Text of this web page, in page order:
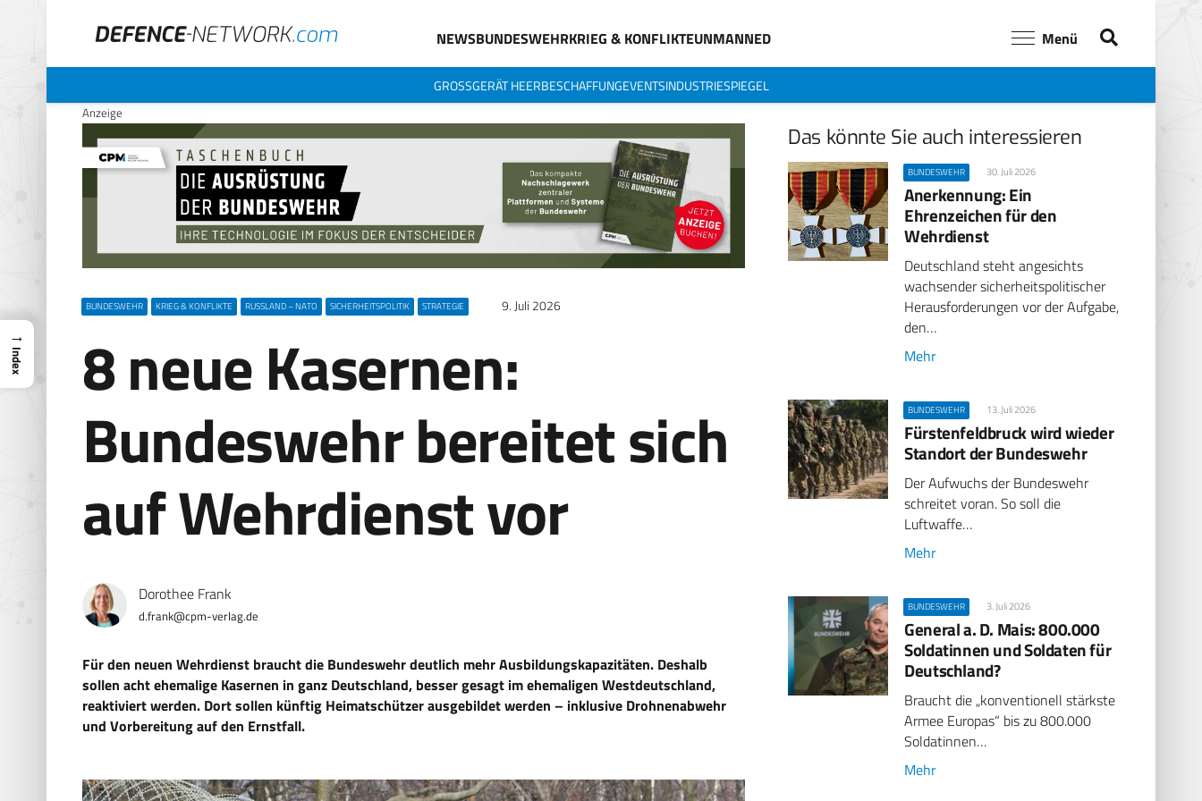
NEWSBUNDESWEHRKRIEG & KONFLIKTEUNMANNED Menü
GROSSGERÄT HEERBESCHAFFUNGEVENTSINDUSTRIESPIEGEL
Anzeige
BUNDESWEHR KRIEG & KONFLIKTE RUSSLAND – NATO SICHERHEITSPOLITIK STRATEGIE 9. Juli 2026
8 neue Kasernen:
Bundeswehr bereitet sich
auf Wehrdienst vor
Dorothee Frank
d.frank@cpm-verlag.de
Für den neuen Wehrdienst braucht die Bundeswehr deutlich mehr Ausbildungskapazitäten. Deshalb
sollen acht ehemalige Kasernen in ganz Deutschland, besser gesagt im ehemaligen Westdeutschland,
reaktiviert werden. Dort sollen künftig Heimatschützer ausgebildet werden – inklusive Drohnenabwehr
und Vorbereitung auf den Ernstfall.
Das könnte Sie auch interessieren
BUNDESWEHR 30. Juli 2026
Anerkennung: Ein
Ehrenzeichen für den
Wehrdienst
Deutschland steht angesichts
wachsender sicherheitspolitischer
Herausforderungen vor der Aufgabe,
den…
Mehr
BUNDESWEHR 13. Juli 2026
Fürstenfeldbruck wird wieder
Standort der Bundeswehr
Der Aufwuchs der Bundeswehr
schreitet voran. So soll die
Luftwaffe…
Mehr
BUNDESWEHR 3. Juli 2026
General a. D. Mais: 800.000
Soldatinnen und Soldaten für
Deutschland?
Braucht die „konventionell stärkste
Armee Europas“ bis zu 800.000
Soldatinnen…
Mehr
→
Index